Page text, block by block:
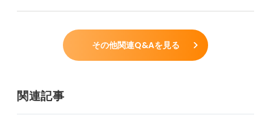
その他関連Q&Aを見る
関連記事